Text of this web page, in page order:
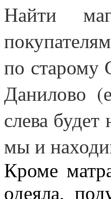
Найти
по старому
Данилово
слева
мы и
Кроме
одеяла,